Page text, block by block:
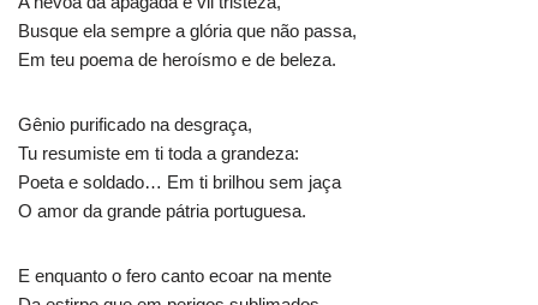
Busque ela sempre a glória que não passa,
Em teu poema de heroísmo e de beleza.
Gênio purificado na desgraça,
Tu resumiste em ti toda a grandeza:
Poeta e soldado… Em ti brilhou sem jaça
O amor da grande pátria portuguesa.
E enquanto o fero canto ecoar na mente